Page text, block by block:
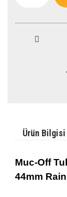
Ürün Bilgisi
Muc-Off
44mm